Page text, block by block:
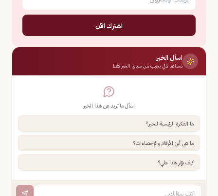
اشترك الآن
اسأل الخبر
مساعد ذكي يجيب من سياق الخبر فقط
اسأل ما تريد عن هذا الخبر
ما الفكرة الرئيسية للخبر؟
ما هي أبرز الأرقام والإحصاءات؟
كيف يؤثر هذا علي؟